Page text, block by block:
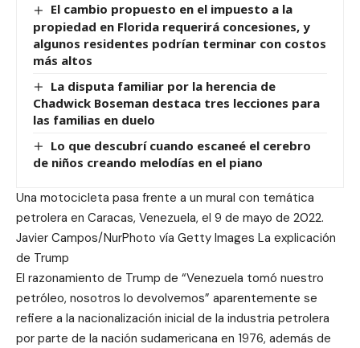
El cambio propuesto en el impuesto a la
propiedad en Florida requerirá concesiones, y
algunos residentes podrían terminar con costos
más altos
La disputa familiar por la herencia de
Chadwick Boseman destaca tres lecciones para
las familias en duelo
Lo que descubrí cuando escaneé el cerebro
de niños creando melodías en el piano
Una motocicleta pasa frente a un mural con temática
petrolera en Caracas, Venezuela, el 9 de mayo de 2022.
Javier Campos/NurPhoto vía Getty Images La explicación
de Trump
El razonamiento de Trump de “Venezuela tomó nuestro
petróleo, nosotros lo devolvemos” aparentemente se
refiere a la nacionalización inicial de la industria petrolera
por parte de la nación sudamericana en 1976, además de